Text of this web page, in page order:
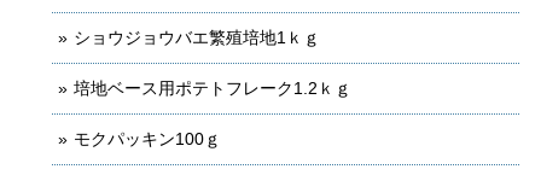
ショウジョウバエ繁殖培地1ｋｇ
培地ベース用ポテトフレーク1.2ｋｇ
モクパッキン100ｇ